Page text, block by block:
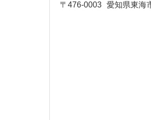
〒476-0003 愛知県東海